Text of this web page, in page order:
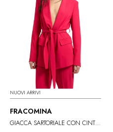
NUOVI ARRIVI
FRACOMINA
GIACCA SARTORIALE CON CINTURA